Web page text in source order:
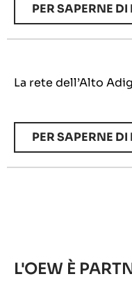
PER SAPERNE DI
La rete dell’Alto
PER SAPERNE DI
L'OEW È